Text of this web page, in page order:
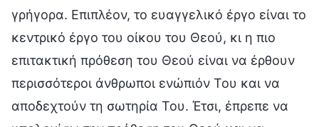
γρήγορα. Επιπλέον, το ευαγγελικό έργο είναι το
κεντρικό έργο του οίκου του Θεού, κι η πιο
επιτακτική πρόθεση του Θεού είναι να έρθουν
περισσότεροι άνθρωποι ενώπιόν Του και να
αποδεχτούν τη σωτηρία Του. Έτσι, έπρεπε να